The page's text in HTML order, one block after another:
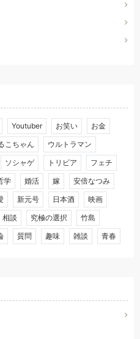
Youtuber お笑い
お金
こちゃん
ウルトラマン
ソシャゲ トリビア
フェチ
学 婚活 嫁
安倍なつみ
新元号 日本酒
映画
相談 究極の選択
竹島
質問 趣味 雑談 青春